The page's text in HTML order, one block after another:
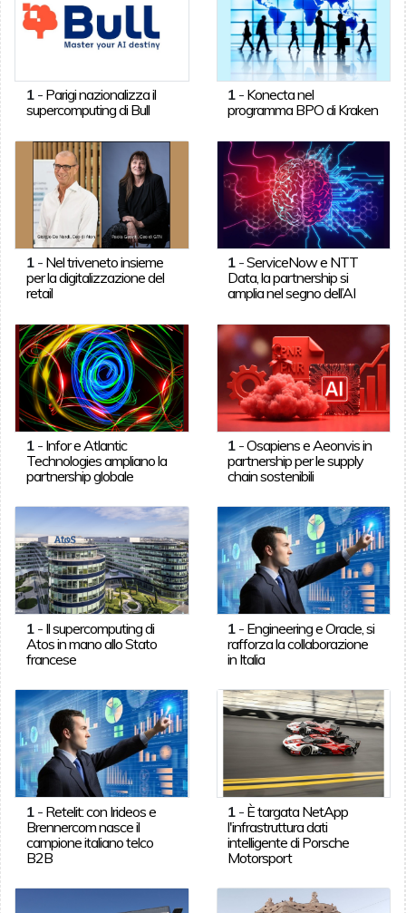
1- Parigi nazionalizza il
supercomputing di Bull
1 - Konecta nel
programma BPO di Kraken
1- Nel triveneto insieme
per la digitalizzazione del
retail
1 -ServiceNow e NTT
Data, la partnership si
amplia nel segno dell’AI
1- Infor e Atlantic
Technologies ampliano la
partnership globale
1 -Osapiens e Aeonvis in
partnership per le supply
chain sostenibili
1- Il supercomputing di
Atos in mano allo Stato
francese
1 - Engineering e Oracle, si
rafforza la collaborazione
in Italia
1- Retelit: con Irideos e
Brennercom nasce il
campione italiano telco
B2B
1 - È targata NetApp
l'infrastruttura dati
intelligente di Porsche
Motorsport